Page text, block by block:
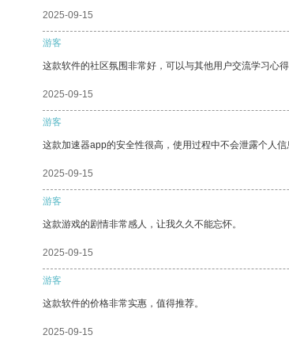
2025-09-15
游客
这款软件的社区氛围非常好，可以与其他用户交流学习心得
2025-09-15
游客
这款加速器app的安全性很高，使用过程中不会泄露个人信
2025-09-15
游客
这款游戏的剧情非常感人，让我久久不能忘怀。
2025-09-15
游客
这款软件的价格非常实惠，值得推荐。
2025-09-15